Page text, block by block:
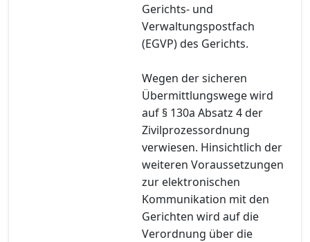
Gerichts- und
Verwaltungspostfach
(EGVP) des Gerichts.
Wegen der sicheren
Übermittlungswege wird
auf § 130a Absatz 4 der
Zivilprozessordnung
verwiesen. Hinsichtlich der
weiteren Voraussetzungen
zur elektronischen
Kommunikation mit den
Gerichten wird auf die
Verordnung über die